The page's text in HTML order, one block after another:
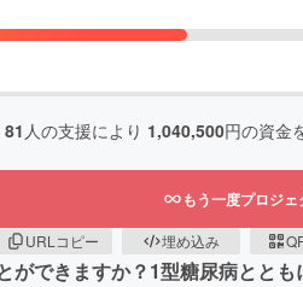
81 人の支援により 1,040,500円の資金
もう一度プロジ
URLコピー 埋め込み
ができますか？1型糖尿病とと